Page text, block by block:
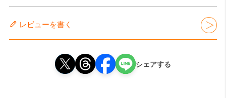
レビューを書く
シェアする